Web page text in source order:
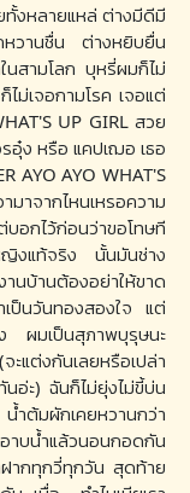
งหลายแหล่ ต่างมีดีมี
วานชื่น ต่างหยิบยื่น
สามโลก บุหรี่ผมก็ไม่
ม่เจอกามโรค เจอแต่
UP GIRL สวย
อุ๋ง หรือ แคปเฌอ เธอ
AYO AYO WHAT'S
มาจากไหนเหรอความ
อกไว้ก่อนว่าขอโทษที
ญิงแท้จริง นั้นมันช่าง
นบ้านต้องอย่าให้ขาด
ป็นวันทองสองใจ แต่
ผมเป็นสุภาพบุรุษนะ
ะแต่งกันเลยหรือเปล่า
นอ่ะ) ฉันก็ไม่ยุ่งไม่ขี้บ่น
น้ำต้มผักเคยหวานกว่า
าบนํ้าแล้วนอนกอดกัน
ฝากทุกวี่ทุกวัน สุดท้าย